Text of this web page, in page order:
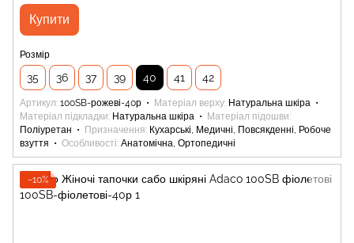
Купити
Розмір
35 36 37 39 40 41 42
Артикул 100SB-рожеві-40р Матеріал верху Натуральна шкіра
Матеріал підкладки Натуральна шкіра
Матеріал підошви
Поліуретан
Призначення Кухарські, Медичні, Повсякденні, Робоче
взуття
Особливості Анатомічна, Ортопедичні
−10%